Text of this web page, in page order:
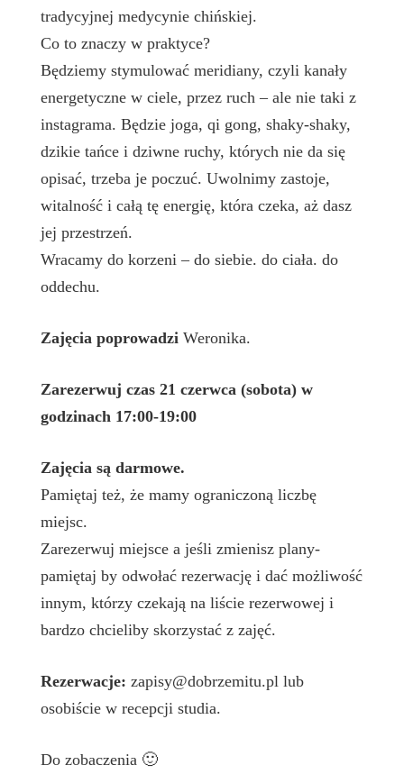
tradycyjnej medycynie chińskiej.
Co to znaczy w praktyce?
Będziemy stymulować meridiany, czyli kanały
energetyczne w ciele, przez ruch – ale nie taki z
instagrama. Będzie joga, qi gong, shaky-shaky,
dzikie tańce i dziwne ruchy, których nie da się
opisać, trzeba je poczuć. Uwolnimy zastoje,
witalność i całą tę energię, która czeka, aż dasz
jej przestrzeń.
Wracamy do korzeni – do siebie. do ciała. do
oddechu.
Zajęcia poprowadzi Weronika.
Zarezerwuj czas 21 czerwca (sobota) w
godzinach 17:00-19:00
Zajęcia są darmowe.
Pamiętaj też, że mamy ograniczoną liczbę
miejsc.
Zarezerwuj miejsce a jeśli zmienisz plany-
pamiętaj by odwołać rezerwację i dać możliwość
innym, którzy czekają na liście rezerwowej i
bardzo chcieliby skorzystać z zajęć.
Rezerwacje: zapisy@dobrzemitu.pl lub
osobiście w recepcji studia.
Do zobaczenia 🙂